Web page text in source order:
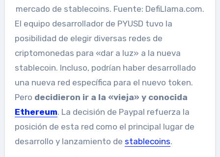
mercado de stablecoins. Fuente: DefiLlama.com.
El equipo desarrollador de PYUSD tuvo la
posibilidad de elegir diversas redes de
criptomonedas para «dar a luz» a la nueva
stablecoin. Incluso, podrían haber desarrollado
una nueva red específica para el nuevo token.
Pero decidieron ir a la «vieja» y conocida
Ethereum. La decisión de Paypal refuerza la
posición de esta red como el principal lugar de
desarrollo y lanzamiento de stablecoins.